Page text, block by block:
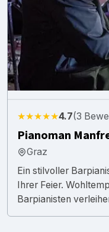
★★★★★4.7(3
Pianoman
Graz
Ein stilvoller
Ihrer Feier.
Barpianisten